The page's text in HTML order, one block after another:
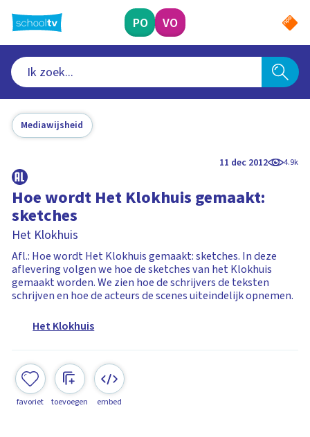
naar
hoofdinhoud
PO VO
Mediawijsheid
11 dec 2012 4.9k
Hoe wordt Het Klokhuis gemaakt:
sketches
Het Klokhuis
Afl.: Hoe wordt Het Klokhuis gemaakt: sketches. In deze
aflevering volgen we hoe de sketches van het Klokhuis
gemaakt worden. We zien hoe de schrijvers de teksten
schrijven en hoe de acteurs de scenes uiteindelijk opnemen.
Het Klokhuis
favoriet toevoegen embed